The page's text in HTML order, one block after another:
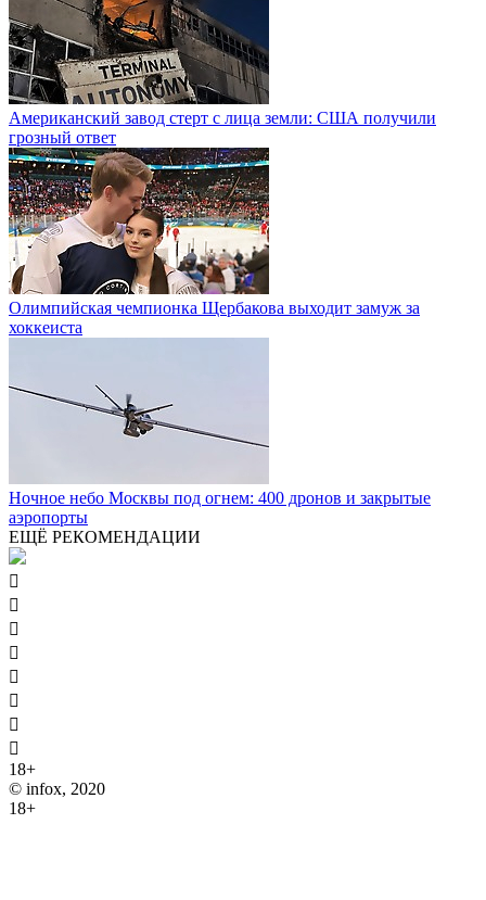
Американский завод стерт с лица земли: США получили
грозный ответ
Олимпийская чемпионка Щербакова выходит замуж за
хоккеиста
Ночное небо Москвы под огнем: 400 дронов и закрытые
аэропорты
ЕЩЁ РЕКОМЕНДАЦИИ








18+
© infox, 2020
18+